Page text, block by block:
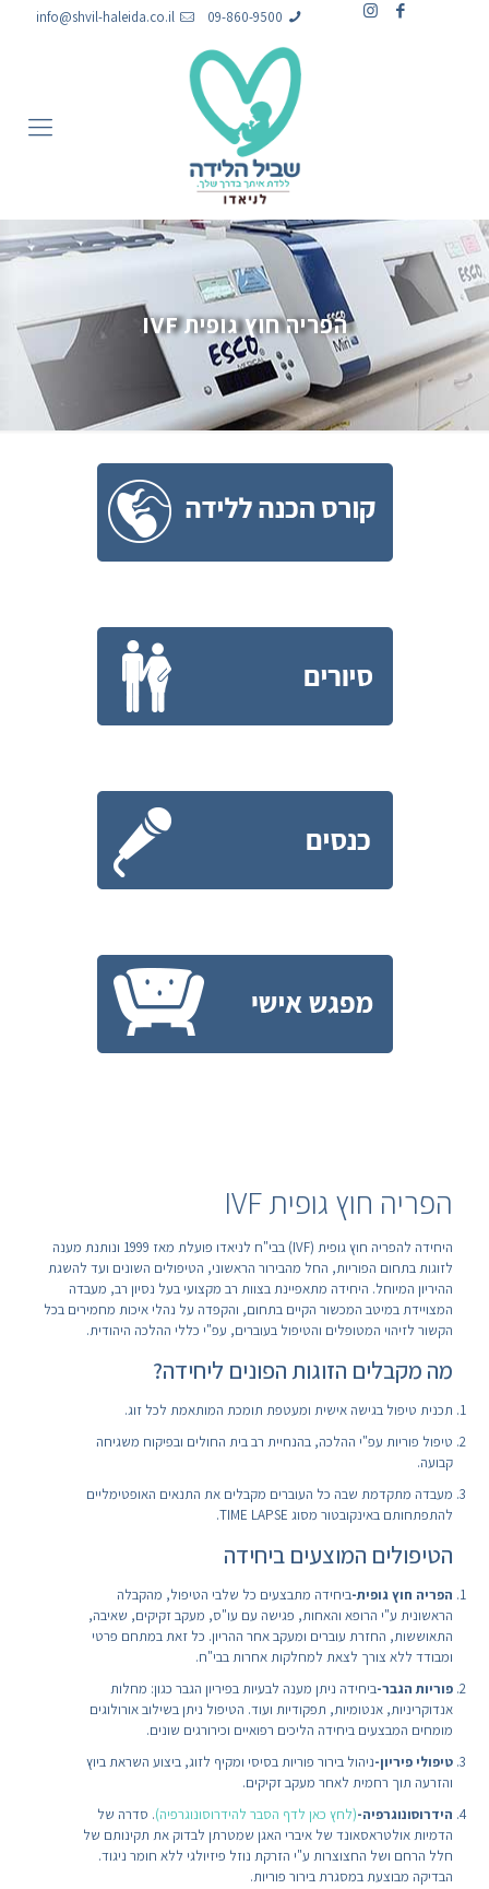
09-860-9500
info@shvil-haleida.co.il
הפריה חוץ גופית IVF
הפריה חוץ גופית IVF
היחידה להפריה חוץ גופית (IVF) בבי"ח לניאדו פועלת מאז 1999 ונותנת מענה
לזוגות בתחום הפוריות, החל מהבירור הראשוני, הטיפולים השונים ועד להשגת
ההיריון המיוחל. היחידה מתאפיינת בצוות רב מקצועי בעל נסיון רב, מעבדה
המצויידת במיטב המכשור הקיים בתחום, והקפדה על נהלי איכות מחמירים בכל
הקשור לזיהוי המטופלים והטיפול בעוברים, עפ"י כללי ההלכה היהודית.
מה מקבלים הזוגות הפונים ליחידה?
תכנית טיפול בגישה אישית ומעטפת תומכת המותאמת לכל זוג.
טיפול פוריות עפ"י ההלכה, בהנחיית רב בית החולים ובפיקוח משגיחה
קבועה.
מעבדה מתקדמת שבה כל העוברים מקבלים את התנאים האופטימליים
להתפתחותם באינקובטור מסוג TIME LAPSE.
הטיפולים המוצעים ביחידה
הפריה חוץ גופית-ביחידה מתבצעים כל שלבי הטיפול, מהקבלה
הראשונית ע"י הרופא והאחות, פגישה עם עו"ס, מעקב זקיקים, שאיבה,
התאוששות, החזרת עוברים ומעקב אחר ההריון. כל זאת במתחם פרטי
ומבודד ללא צורך לצאת למחלקות אחרות בבי"ח.
פוריות הגבר-ביחידה ניתן מענה לבעיות בפיריון הגבר כגון: מחלות
אנדוקריניות, אנטומיות, תפקודיות ועוד. הטיפול ניתן בשילוב אורולוגים
מומחים המבצעים ביחידה הליכים רפואיים וכירורגים שונים.
טיפולי פיריון-ניהול בירור פוריות בסיסי ומקיף לזוג, ביצוע השראת ביוץ
והזרעה תוך רחמית לאחר מעקב זקיקים.
הידרוסונוגרפיה-(לחץ כאן לדף הסבר להידרוסונוגרפיה). סדרה של
הדמיות אולטראסאונד של איברי האגן שמטרתן לבדוק את תקינותם של
חלל הרחם ושל החצוצרות ע"י הזרקת נוזל פיזיולגי ללא חומר ניגוד.
הבדיקה מבוצעת במסגרת בירור פוריות.